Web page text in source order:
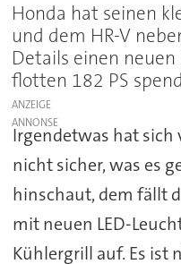
Honda hat seinen
und dem HR-V
Details einen
flotten 182 PS
ANZEIGE
Irgendetwas hat sich
nicht sicher, was es
hinschaut, dem fällt
mit neuen LED-
Kühlergrill auf. Es ist